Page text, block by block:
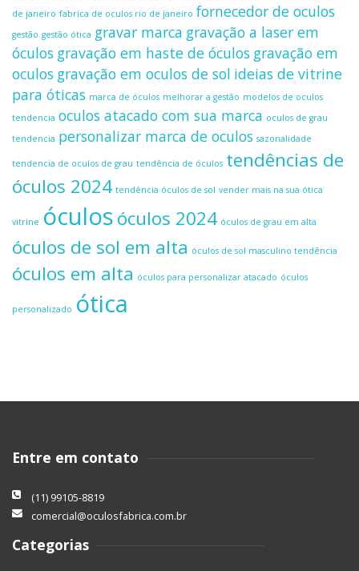
de janeiro fabrica de oculos rio de janeiro fornecedor de oculos
gestão gestão ótica gravar marca gravação a laser em
óculos gravação em haste de óculos gravação em
oculos gravação em oculos de sol ideias de vitrine
para óticas marca de óculos melhorar a gestão modelos de oculos
tendencia oculos atacado com sua marca oculos de grau
tendencia personalizar marca de oculos sazonalidade
tendencia de oculos de grau tendência de óculos tendências de
óculos 2024 tendência óculos de sol vender mais na sua ótica
vitrine óculosóculos 2024 óculos de grau em alta
óculos de sol em alta óculos de sol masculino tendência
óculos em alta óculos para personalizar atacado óculos
personalizado ótica
Entre em contato
(11) 99105-8819
comercial@oculosfabrica.com.br
Categorias